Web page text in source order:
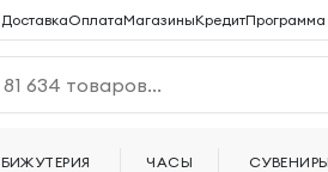
ДоставкаОплатаМагазиныКредитПрограмма
ЧАСЫ